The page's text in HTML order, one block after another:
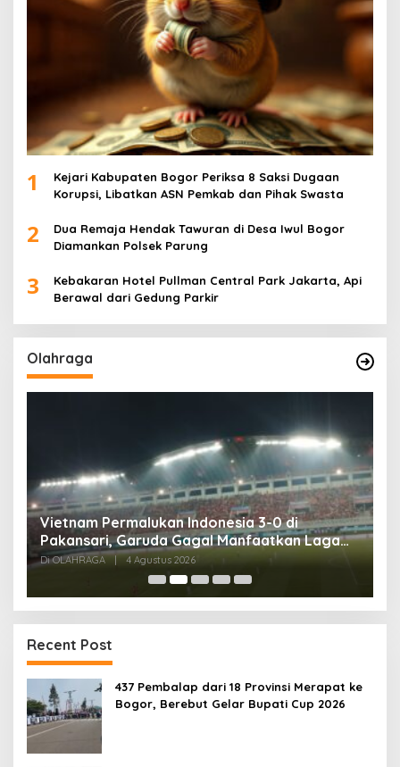
1
Kejari Kabupaten Bogor Periksa 8 Saksi Dugaan
Korupsi, Libatkan ASN Pemkab dan Pihak Swasta
2
Dua Remaja Hendak Tawuran di Desa Iwul Bogor
Diamankan Polsek Parung
3
Kebakaran Hotel Pullman Central Park Jakarta, Api
Berawal dari Gedung Parkir
Olahraga
Vietnam Permalukan Indonesia 3-0 di
Pakansari, Garuda Gagal Manfaatkan Laga
Kandang
Di OLAHRAGA 4 Agustus 2026
Recent Post
437 Pembalap dari 18 Provinsi Merapat ke
Bogor, Berebut Gelar Bupati Cup 2026